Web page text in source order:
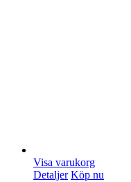
Visa varukorg
Detaljer Köp nu